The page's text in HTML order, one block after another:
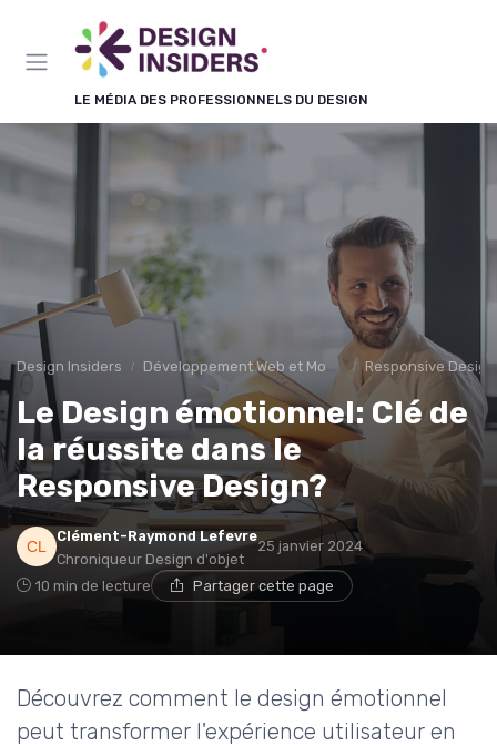
LE MÉDIA DES PROFESSIONNELS DU DESIGN
Design Insiders Développement Web et Mobile Responsive Design
Le Design émotionnel: Clé de
la réussite dans le
Responsive Design?
Clément-Raymond Lefevre
Chroniqueur Design d'objet
25 janvier 2024
10 min de lecture Partager cette page
Découvrez comment le design émotionnel
peut transformer l'expérience utilisateur en